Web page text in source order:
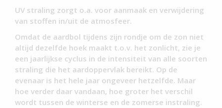
UV straling zorgt o.a. voor aanmaak en verwijdering
van stoffen in/uit de atmosfeer.
Omdat de aardbol tijdens zijn rondje om de zon niet
altijd dezelfde hoek maakt t.o.v. het zonlicht, zie je
een jaarlijkse cyclus in de intensiteit van alle soorten
straling die het aardoppervlak bereikt. Op de
evenaar is het hele jaar ongeveer hetzelfde. Maar
hoe verder daar vandaan, hoe groter het verschil
wordt tussen de winterse en de zomerse instraling.